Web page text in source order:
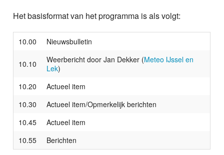
Het basisformat van het programma is als volgt:
10.00 Nieuwsbulletin
10.10 Weerbericht door Jan Dekker (Meteo IJssel en
Lek)
10.20
Actueel item
10.30
Actueel item/Opmerkelijk berichten
10.45
Actueel item
10.55
Berichten